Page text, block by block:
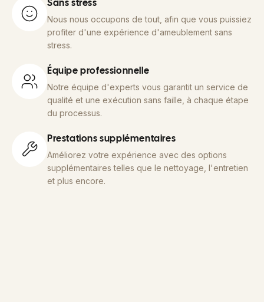
Sans stress
Nous nous occupons de tout, afin que vous puissiez
profiter d'une expérience d'ameublement sans
stress.
Équipe professionnelle
Notre équipe d'experts vous garantit un service de
qualité et une exécution sans faille, à chaque étape
du processus.
Prestations supplémentaires
Améliorez votre expérience avec des options
supplémentaires telles que le nettoyage, l'entretien
et plus encore.